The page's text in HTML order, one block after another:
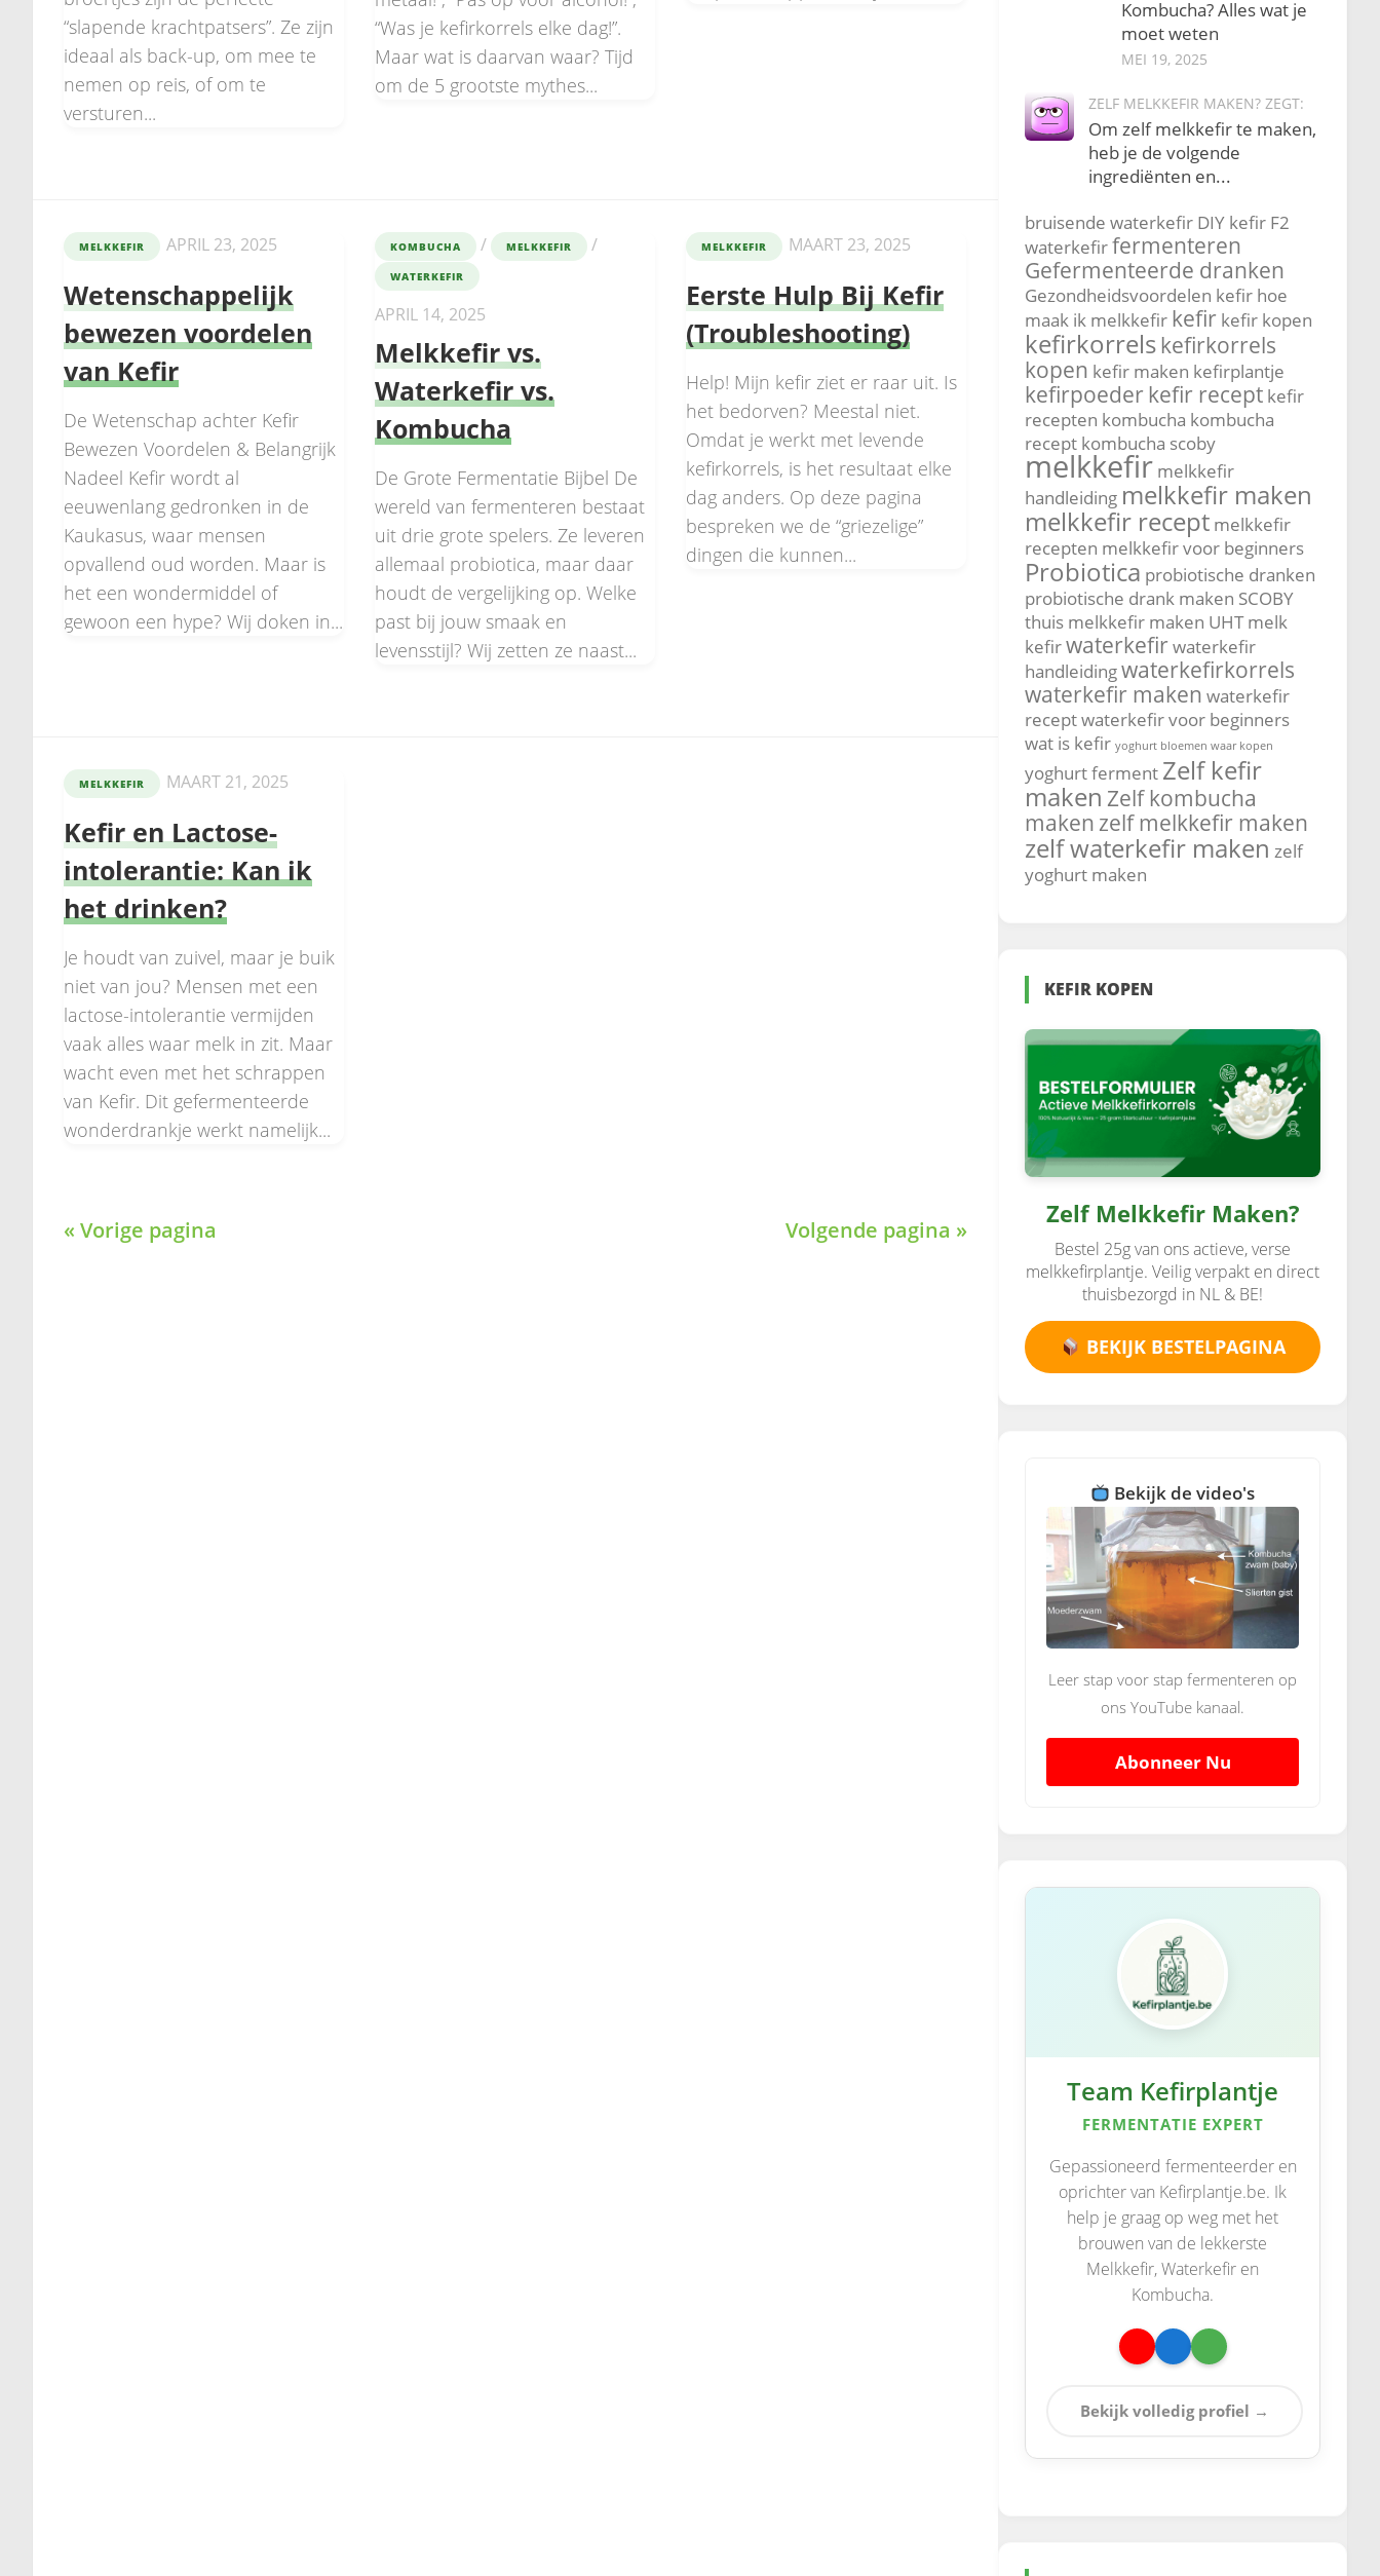
“slapende krachtpatsers”. Ze zijn
ideaal als back-up, om mee te
nemen op reis, of om te
versturen...
“Was je kefirkorrels elke dag!”.
Maar wat is daarvan waar? Tijd
om de 5 grootste mythes...
MELKKEFIR APRIL 23, 2025
Wetenschappelijk
bewezen voordelen
van Kefir
De Wetenschap achter Kefir
Bewezen Voordelen & Belangrijk
Nadeel Kefir wordt al
eeuwenlang gedronken in de
Kaukasus, waar mensen
opvallend oud worden. Maar is
het een wondermiddel of
gewoon een hype? Wij doken in...
KOMBUCHA / MELKKEFIR /
WATERKEFIR
APRIL 14, 2025
Melkkefir vs.
Waterkefir vs.
Kombucha
De Grote Fermentatie Bijbel De
wereld van fermenteren bestaat
uit drie grote spelers. Ze leveren
allemaal probiotica, maar daar
houdt de vergelijking op. Welke
past bij jouw smaak en
levensstijl? Wij zetten ze naast...
MELKKEFIR MAART 23, 2025
Eerste Hulp Bij Kefir
(Troubleshooting)
Help! Mijn kefir ziet er raar uit. Is
het bedorven? Meestal niet.
Omdat je werkt met levende
kefirkorrels, is het resultaat elke
dag anders. Op deze pagina
bespreken we de “griezelige”
dingen die kunnen...
MELKKEFIR MAART 21, 2025
Kefir en Lactose-
intolerantie: Kan ik
het drinken?
Je houdt van zuivel, maar je buik
niet van jou? Mensen met een
lactose-intolerantie vermijden
vaak alles waar melk in zit. Maar
wacht even met het schrappen
van Kefir. Dit gefermenteerde
wonderdrankje werkt namelijk...
« Vorige pagina Volgende pagina »
Kombucha? Alles wat je
moet weten
MEI 19, 2025
ZELF MELKKEFIR MAKEN? ZEGT:
Om zelf melkkefir te maken,
heb je de volgende
ingrediënten en...
bruisende waterkefir DIY kefir F2
waterkefirfermenteren
Gefermenteerde dranken
Gezondheidsvoordelen kefir hoe
maak ik melkkefir kefir kefir kopen
kefirkorrelskefirkorrels
kopen kefir maken kefirplantje
kefirpoederkefir recept kefir
recepten kombucha kombucha
recept kombucha scoby
melkkefir melkkefir
handleiding melkkefir maken
melkkefir recept melkkefir
recepten melkkefir voor beginners
Probiotica probiotische dranken
probiotische drank maken SCOBY
thuis melkkefir maken UHT melk
kefirwaterkefirwaterkefir
handleidingwaterkefirkorrels
waterkefir maken waterkefir
receptwaterkefir voor beginners
wat is kefir yoghurt bloemen waar kopen
yoghurt ferment Zelf kefir
maken Zelf kombucha
maken zelf melkkefir maken
zelf waterkefir maken zelf
yoghurt maken
KEFIR KOPEN
Zelf Melkkefir Maken?
Bestel 25g van ons actieve, verse
melkkefirplantje. Veilig verpakt en direct
thuisbezorgd in NL & BE!
BEKIJK BESTELPAGINA
Bekijk de video's
Leer stap voor stap fermenteren op
ons YouTube kanaal.
Abonneer Nu
Team Kefirplantje
FERMENTATIE EXPERT
Gepassioneerd fermenteerder en
oprichter van Kefirplantje.be. Ik
help je graag op weg met het
brouwen van de lekkerste
Melkkefir, Waterkefir en
Kombucha.
Bekijk volledig profiel →